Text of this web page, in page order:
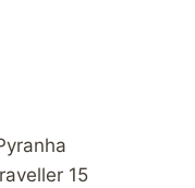
15